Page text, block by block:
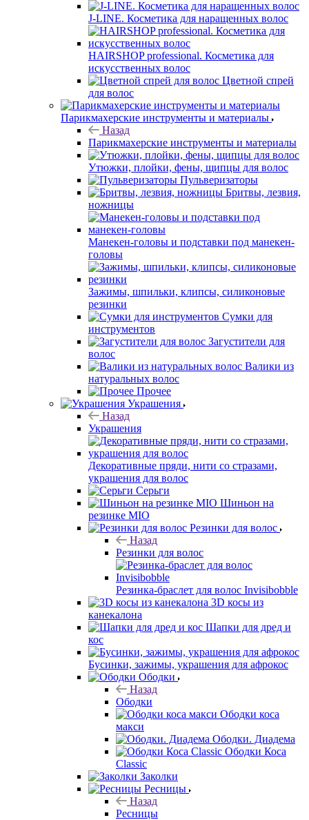
J-LINE. Косметика для наращенных волос
HAIRSHOP professional. Косметика для
искусственных волос
Цветной спрей
для волос
Парикмахерские инструменты и материалы
Назад
Парикмахерские инструменты и материалы
Утюжки, плойки, фены, щипцы для волос
Пульверизаторы
Бритвы, лезвия,
ножницы
Манекен-головы и подставки под манекен-
головы
Зажимы, шпильки, клипсы, силиконовые
резинки
Сумки для
инструментов
Загустители для
волос
Валики из
натуральных волос
Прочее
Украшения
Назад
Украшения
Декоративные пряди, нити со стразами,
украшения для волос
Серьги
Шиньон на
резинке MIO
Резинки для волос
Назад
Резинки для волос
Резинка-браслет для волос Invisibobble
3D косы из
канекалона
Шапки для дред и
кос
Бусинки, зажимы, украшения для афрокос
Ободки
Назад
Ободки
Ободки коса
макси
Ободки. Диадема
Ободки Коса
Classic
Заколки
Ресницы
Назад
Ресницы